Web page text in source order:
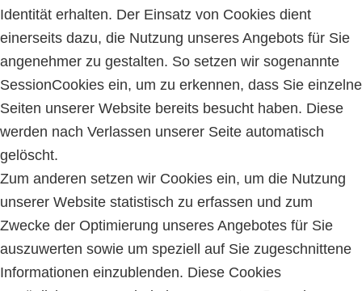
Identität erhalten. Der Einsatz von Cookies dient
einerseits dazu, die Nutzung unseres Angebots für Sie
angenehmer zu gestalten. So setzen wir sogenannte
Session­Cookies ein, um zu erkennen, dass Sie einzelne
Seiten unserer Website bereits besucht haben. Diese
werden nach Verlassen unserer Seite automatisch
gelöscht.
Zum anderen setzen wir Cookies ein, um die Nutzung
unserer Website statistisch zu erfassen und zum
Zwecke der Optimierung unseres Angebotes für Sie
auszuwerten sowie um speziell auf Sie zugeschnittene
Informationen einzublenden. Diese Cookies